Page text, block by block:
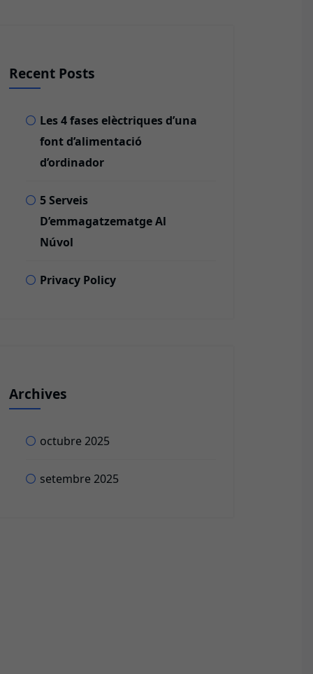
Recent Posts
Les 4 fases elèctriques d’una
font d’alimentació
d’ordinador
5 Serveis
D’emmagatzematge Al
Núvol
Privacy Policy
Archives
octubre 2025
setembre 2025